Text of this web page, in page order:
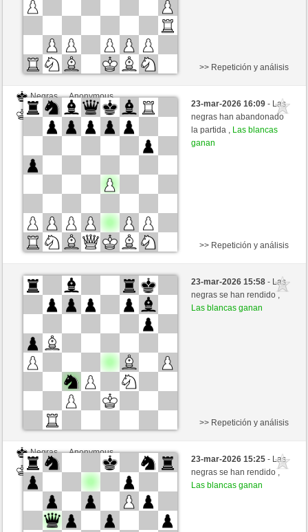
Negras
Anonymous
Blancas
nakkio (1048)
>> Repetición y análisis
23-mar-2026 16:09- Las
negras han abandonado
la partida , Las blancas
ganan
Negras
Anonymous
Blancas
nakkio (1048)
>> Repetición y análisis
23-mar-2026 15:58- Las
negras se han rendido ,
Las blancas ganan
Negras
Anonymous
Blancas
nakkio (1048)
>> Repetición y análisis
23-mar-2026 15:25- Las
negras se han rendido ,
Las blancas ganan